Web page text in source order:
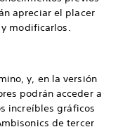
apreciar el placer
modificarlos.
y, en la versión
podrán acceder a
increíbles gráficos
de tercer